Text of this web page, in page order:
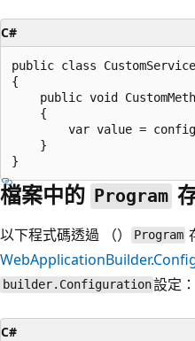
C#
public class
{
public void
    {
var value =
    }
檔案中的 Program
以下程式碼透過 （） Program
builder.Configuration設定：
C#